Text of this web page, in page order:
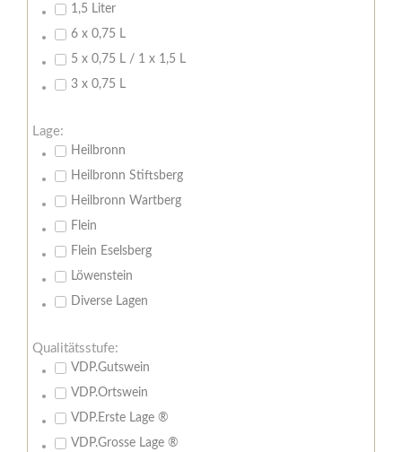
1,5 Liter
6 x 0,75 L
5 x 0,75 L / 1 x 1,5 L
3 x 0,75 L
Lage:
Heilbronn
Heilbronn Stiftsberg
Heilbronn Wartberg
Flein
Flein Eselsberg
Löwenstein
Diverse Lagen
Qualitätsstufe:
VDP.Gutswein
VDP.Ortswein
VDP.Erste Lage ®
VDP.Grosse Lage ®